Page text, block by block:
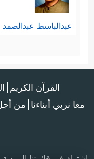
عبدالباسط عبدالصمد
القرآن الكريم
معا نربي أبناءنا من